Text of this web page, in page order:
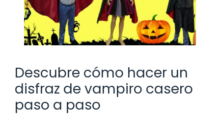
Descubre cómo hacer un
disfraz de vampiro casero
paso a paso